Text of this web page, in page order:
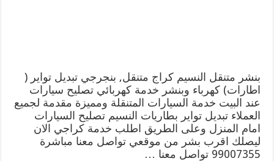
بنشر متنقل النسيم كراج متنقل, بنجرجي تبديل تواير (
اطارات) كهرباء وبنشر خدمة كهربائي تصليح سيارات
عند البيت خدمة السيارات المتنقلة ومميزة مقدمة لجميع
العملاء تبديل تواير بطاريات النسيم تصليح السيارات
امام المنزل وعلى الطريق اطلب خدمة كراجي الان
ليصلك اقرب بشر من موقعي تواصل معنا مباشرة
99007355 تواصل معنا …